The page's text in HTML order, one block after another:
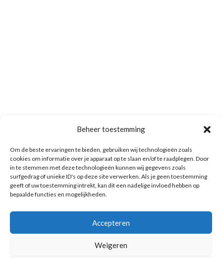
Beheer toestemming
Om de beste ervaringen te bieden, gebruiken wij technologieën zoals
cookies om informatie over je apparaat op te slaan en/of te raadplegen. Door
in te stemmen met deze technologieën kunnen wij gegevens zoals
surfgedrag of unieke ID's op deze site verwerken. Als je geen toestemming
geeft of uw toestemming intrekt, kan dit een nadelige invloed hebben op
bepaalde functies en mogelijkheden.
Accepteren
Weigeren